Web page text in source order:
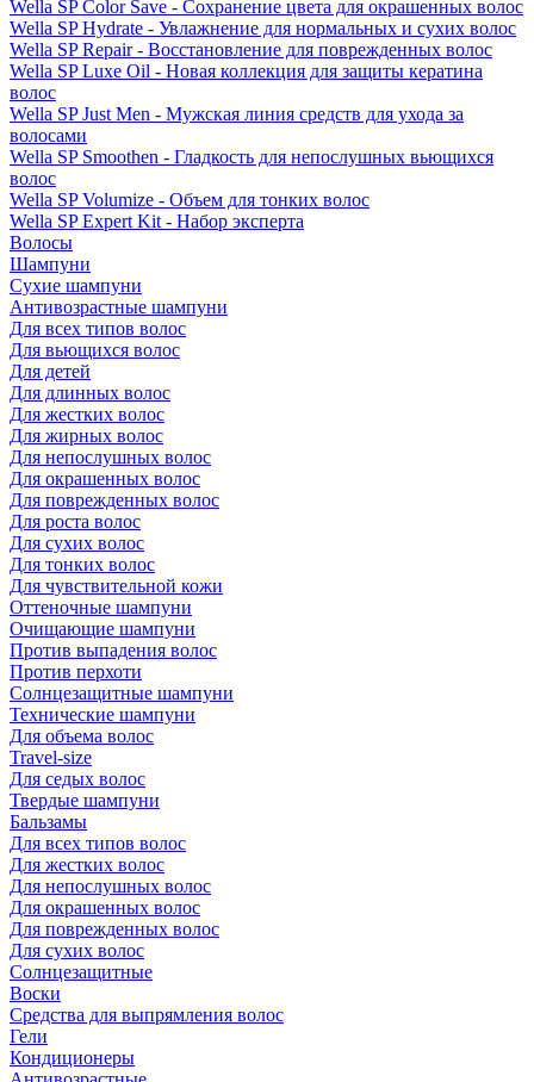
Wella SP Color Save - Сохранение цвета для окрашенных волос
Wella SP Hydrate - Увлажнение для нормальных и сухих волос
Wella SP Repair - Восстановление для поврежденных волос
Wella SP Luxe Oil - Новая коллекция для защиты кератина
волос
Wella SP Just Men - Мужская линия средств для ухода за
волосами
Wella SP Smoothen - Гладкость для непослушных вьющихся
волос
Wella SP Volumize - Объем для тонких волос
Wella SP Expert Kit - Набор эксперта
Волосы
Шампуни
Сухие шампуни
Антивозрастные шампуни
Для всех типов волос
Для вьющихся волос
Для детей
Для длинных волос
Для жестких волос
Для жирных волос
Для непослушных волос
Для окрашенных волос
Для поврежденных волос
Для роста волос
Для сухих волос
Для тонких волос
Для чувствительной кожи
Оттеночные шампуни
Очищающие шампуни
Против выпадения волос
Против перхоти
Солнцезащитные шампуни
Технические шампуни
Для объема волос
Travel-size
Для седых волос
Твердые шампуни
Бальзамы
Для всех типов волос
Для жестких волос
Для непослушных волос
Для окрашенных волос
Для поврежденных волос
Для сухих волос
Солнцезащитные
Воски
Средства для выпрямления волос
Гели
Кондиционеры